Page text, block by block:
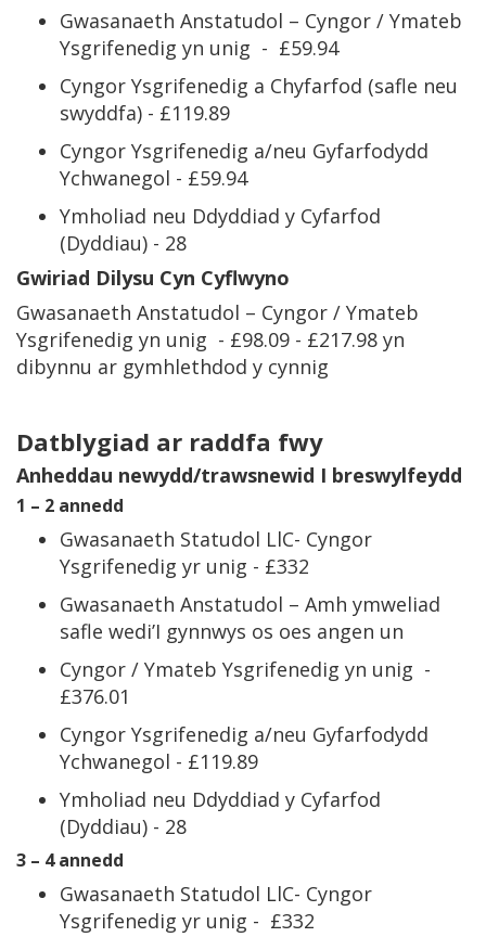
Gwasanaeth Anstatudol – Cyngor / Ymateb
Ysgrifenedig yn unig - £59.94
Cyngor Ysgrifenedig a Chyfarfod (safle neu
swyddfa) - £119.89
Cyngor Ysgrifenedig a/neu Gyfarfodydd
Ychwanegol - £59.94
Ymholiad neu Ddyddiad y Cyfarfod
(Dyddiau) - 28
Gwiriad Dilysu Cyn Cyflwyno
Gwasanaeth Anstatudol – Cyngor / Ymateb
Ysgrifenedig yn unig - £98.09 - £217.98 yn
dibynnu ar gymhlethdod y cynnig
Datblygiad ar raddfa fwy
Anheddau newydd/trawsnewid I breswylfeydd
1 – 2 annedd
Gwasanaeth Statudol LlC- Cyngor
Ysgrifenedig yr unig - £332
Gwasanaeth Anstatudol – Amh ymweliad
safle wedi’I gynnwys os oes angen un
Cyngor / Ymateb Ysgrifenedig yn unig -
£376.01
Cyngor Ysgrifenedig a/neu Gyfarfodydd
Ychwanegol - £119.89
Ymholiad neu Ddyddiad y Cyfarfod
(Dyddiau) - 28
3 – 4 annedd
Gwasanaeth Statudol LlC- Cyngor
Ysgrifenedig yr unig - £332